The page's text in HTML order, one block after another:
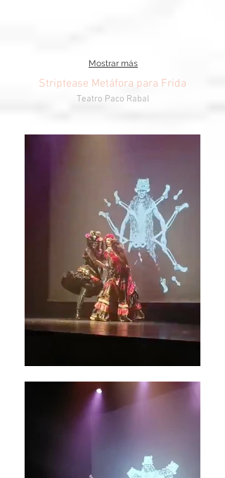
Mostrar más
Striptease Metáfora para Frida
Teatro Paco Rabal